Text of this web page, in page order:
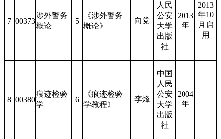
7 00373
涉外警务
概论
5
《涉外警务
概论》
向党
人民
公安
大学
出版
社
2013
年
2013
年10
月启
用
8 00380
痕迹检验
学
6
《痕迹检验
学教程》
李烽
中国
人民
公安
大学
出版
社
2004
年